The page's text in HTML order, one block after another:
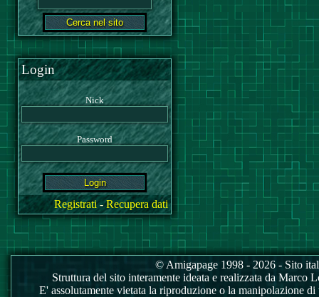
Login
Nick
Password
Registrati-Recupera dati
© Amigapage 1998 - 2026 - Sito
Struttura del sito interamente ideata e realizzata da
E' assolutamente vietata la riproduzione o la manipolazione